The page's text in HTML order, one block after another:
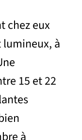
chez eux
à
15 et 22